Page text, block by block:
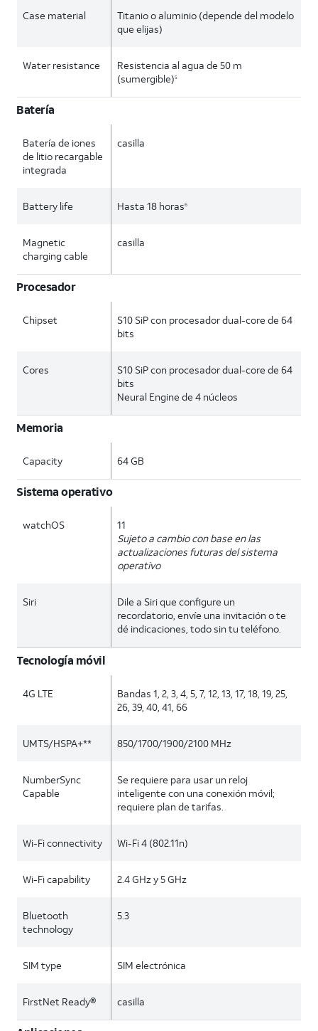
Case material
Titanio o aluminio (depende del modelo
que elijas)
Water resistance
Resistencia al agua de 50 m
(sumergible)5
Batería
Batería de iones
de litio recargable
integrada
casilla
Battery life Hasta 18 horas6
Magnetic
charging cable
casilla
Procesador
Chipset
S10 SiP con procesador dual-core de 64
bits
Cores
S10 SiP con procesador dual-core de 64
bits
Neural Engine de 4 núcleos
Memoria
Capacity 64 GB
Sistema operativo
watchOS
11
Sujeto a cambio con base en las
actualizaciones futuras del sistema
operativo
Siri
Dile a Siri que configure un
recordatorio, envíe una invitación o te
dé indicaciones, todo sin tu teléfono.
Tecnología móvil
4G LTE
Bandas 1, 2, 3, 4, 5, 7, 12, 13, 17, 18, 19, 25,
26, 39, 40, 41, 66
UMTS/HSPA+** 850/1700/1900/2100 MHz
NumberSync
Capable
Se requiere para usar un reloj
inteligente con una conexión móvil;
requiere plan de tarifas.
Wi-Fi connectivity Wi-Fi 4 (802.11n)
Wi-Fi capability 2.4 GHz y 5 GHz
Bluetooth
technology
5.3
SIM type SIM electrónica
FirstNet Ready® casilla